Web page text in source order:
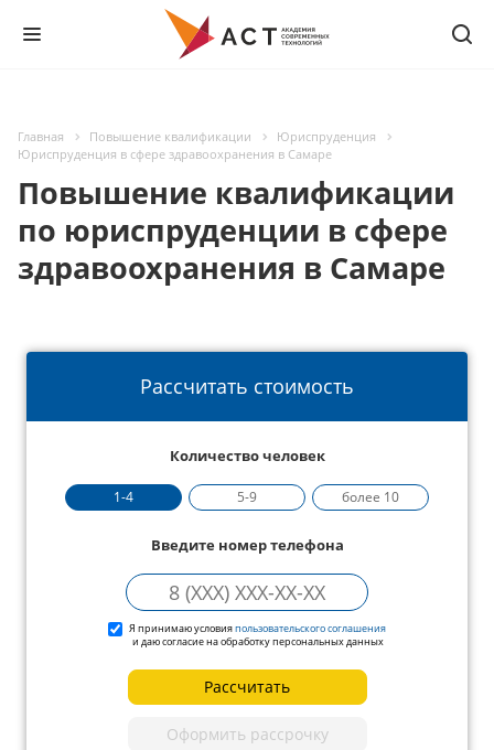
Главная Повышение квалификации
Юриспруденция
Юриспруденция в сфере здравоохранения в Самаре
Повышение квалификации
по юриспруденции в сфере
здравоохранения в Самаре
Рассчитать стоимость
Количество человек
1-4 5-9 более 10
Введите номер телефона
Я принимаю условияпользовательского соглашения
и даю согласие на обработку персональных данных
Рассчитать
Оформить рассрочку